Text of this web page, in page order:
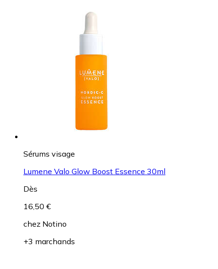
Sérums visage
Lumene Valo Glow Boost Essence 30ml
Dès
16,50 €
chez Notino
+3 marchands